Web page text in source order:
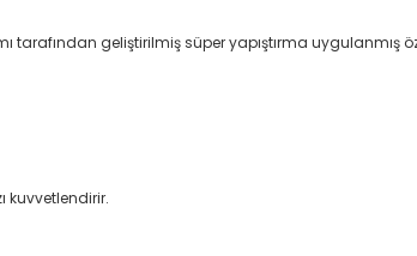
tarafından geliştirilmiş süper yapıştırma
kuvvetlendirir.